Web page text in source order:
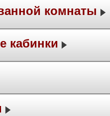
комнаты
кабинки